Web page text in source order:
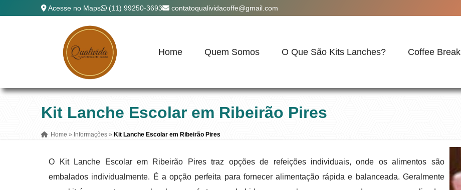
Acesse no Maps (11) 99250-3693 contatoqualividacoffe@gmail.com
Home Quem Somos O Que São Kits Lanches? Coffee Break
Kit Lanche Escolar em Ribeirão Pires
Home » Informações » Kit Lanche Escolar em Ribeirão Pires
O Kit Lanche Escolar em Ribeirão Pires traz opções de refeições individuais, onde os alimentos são
embalados individualmente. É a opção perfeita para fornecer alimentação rápida e balanceada. Geralmente